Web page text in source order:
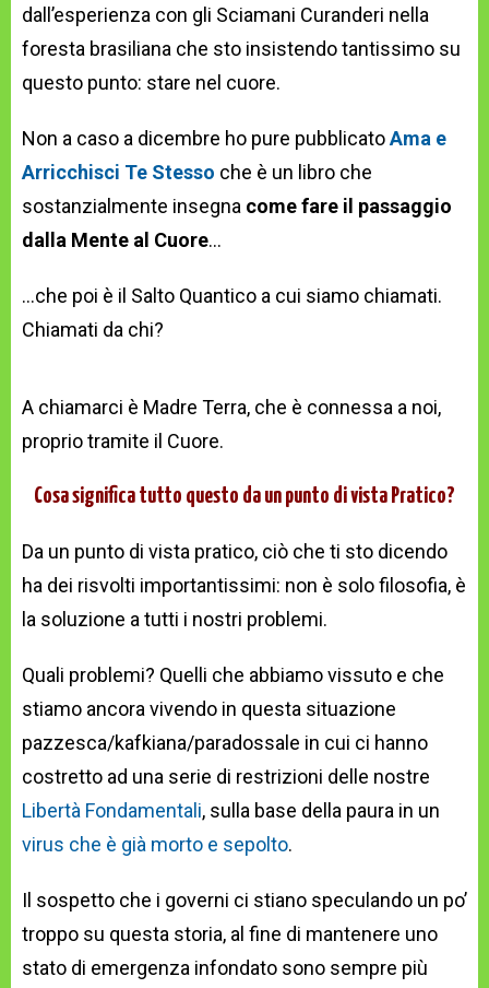
dall’esperienza con gli Sciamani Curanderi nella
foresta brasiliana che sto insistendo tantissimo su
questo punto: stare nel cuore.
Non a caso a dicembre ho pure pubblicatoAma e
Arricchisci Te Stesso che è un libro che
sostanzialmente insegna come fare il passaggio
dalla Mente al Cuore…
…che poi è il Salto Quantico a cui siamo chiamati.
Chiamati da chi?
A chiamarci è Madre Terra, che è connessa a noi,
proprio tramite il Cuore.
Cosa significa tutto questo da un punto di vista Pratico?
Da un punto di vista pratico, ciò che ti sto dicendo
ha dei risvolti importantissimi: non è solo filosofia, è
la soluzione a tutti i nostri problemi.
Quali problemi? Quelli che abbiamo vissuto e che
stiamo ancora vivendo in questa situazione
pazzesca/kafkiana/paradossale in cui ci hanno
costretto ad una serie di restrizioni delle nostre
Libertà Fondamentali, sulla base della paura in un
virus che è già morto e sepolto.
Il sospetto che i governi ci stiano speculando un po’
troppo su questa storia, al fine di mantenere uno
stato di emergenza infondato sono sempre più